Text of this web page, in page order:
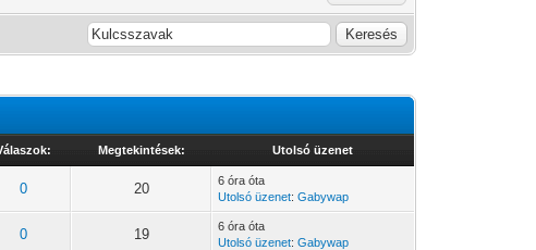
Megtekintések: Utolsó üzenet
0 20
6 óra óta
Utolsó üzenet:Gabywap
0 19
6 óra óta
Utolsó üzenet:Gabywap